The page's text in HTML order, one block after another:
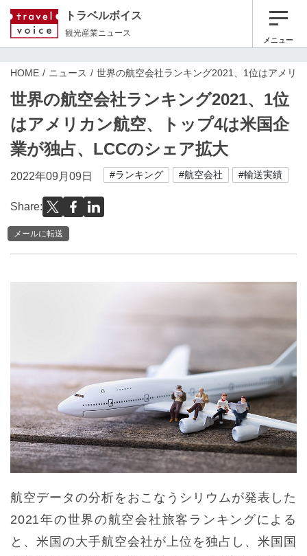
トラベルボイス
観光産業ニュース
メニュー
HOME ニュース 世界の航空会社ランキング2021、1位はアメリ
世界の航空会社ランキング2021、1位
はアメリカン航空、トップ4は米国企
業が独占、LCCのシェア拡大
2022年09月09日 #ランキング #航空会社 #輸送実績
Share:
メールに転送
航空データの分析をおこなうシリウムが発表した
2021年の世界の航空会社旅客ランキングによる
と、米国の大手航空会社が上位を独占し、米国国